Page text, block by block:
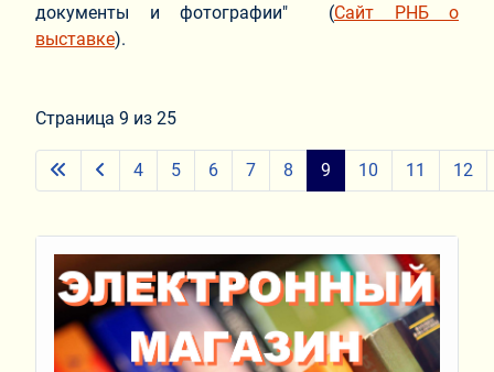
документы и фотографии" (Сайт РНБ о
выставке).
Страница 9 из 25
4 5 6 7 8 9 10 11 12